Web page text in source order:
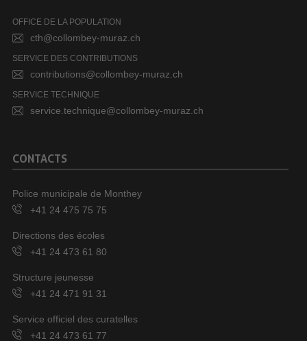
OFFICE DE LA POPULATION
cth@collombey-muraz.ch
SERVICE DES CONTRIBUTIONS
contributions@collombey-muraz.ch
SERVICE TECHNIQUE
service.technique@collombey-muraz.ch
CONTACTS
Police municipale de Monthey
+41 24 475 75 75
Directions des écoles
+41 24 473 61 80
Structure jeunesse
+41 24 471 91 31
Service officiel des curatelles
+41 24 473 61 77